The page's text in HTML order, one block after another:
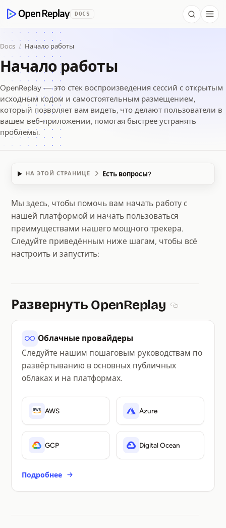
OpenReplay
DOCS Search
Docs / Начало работы
Начало работы
OpenReplay — это стек воспроизведения сессий с открытым
исходным кодом и самостоятельным размещением,
который позволяет вам видеть, что делают пользователи в
вашем веб-приложении, помогая быстрее устранять
проблемы.
НА ЭТОЙ СТРАНИЦЕ Есть вопросы?
Начало работы
Мы здесь, чтобы помочь вам начать работу с
нашей платформой и начать пользоваться
преимуществами нашего мощного трекера.
Следуйте приведённым ниже шагам, чтобы всё
настроить и запустить:
Развернуть OpenReplay
Облачные провайдеры
Следуйте нашим пошаговым руководствам по
развёртыванию в основных публичных
облаках и на платформах.
AWS Azure
GCP Digital Ocean
Подробнее